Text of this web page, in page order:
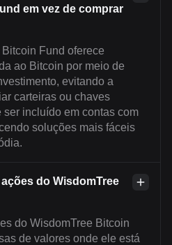
em vez de comprar
Bitcoin Fund oferece
ao Bitcoin por meio de
evitando a
carteiras ou chaves
ser incluído em contas com
soluções mais fáceis
do WisdomTree
do WisdomTree Bitcoin
de valores onde ele está